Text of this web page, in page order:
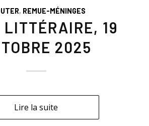
, REMUE-MÉNINGES
LITTÉRAIRE, 19
2025
Lire la suite